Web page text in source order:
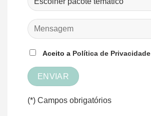
Aceito a Política de Privacidade
(*) Campos obrigatórios